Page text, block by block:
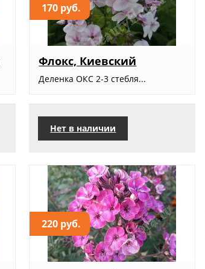
170 руб.
Флокс, Киевский
Деленка ОКС 2-3 стебля...
Нет в наличии
220 руб.